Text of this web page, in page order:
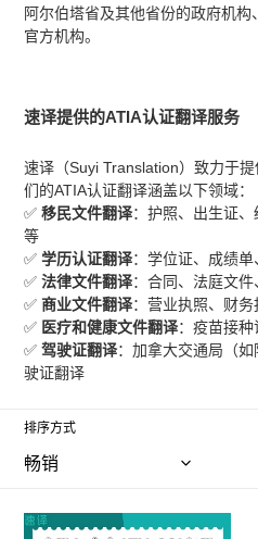
阿尔伯塔省及其他省份的政府机
官方机构。
速译提供的ATIA认证翻译服务
速译（Suyi Translation）致力于
们的ATIA认证翻译涵盖以下领域：
✅ 移民文件翻译：护照、出生证
等
✅ 学历认证翻译：学位证、成绩
✅ 法律文件翻译：合同、法庭文
✅ 商业文件翻译：营业执照、财
✅ 医疗和健康文件翻译：疫苗接
✅ 驾驶证翻译：加拿大交通局（
驶证翻译
排序方式
加